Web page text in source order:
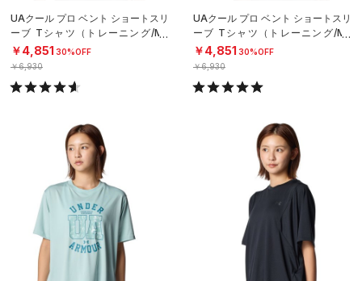
UAクール プロ ベント ショートスリ
ーブ Tシャツ（トレーニング/ME
N）
￥4,851 30%OFF
￥6,930
UAクール プロ ベント ショートスリ
ーブ Tシャツ（トレーニング/ME
N）
￥4,851 30%OFF
￥6,930